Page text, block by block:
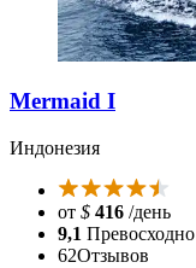
Mermaid I
Индонезия
от $ 416 /день
9,1 Превосходно
62Отзывов